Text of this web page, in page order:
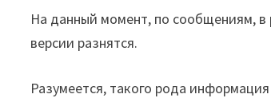
На данный момент, по сообщениям, в
версии разнятся.
Разумеется, такого рода